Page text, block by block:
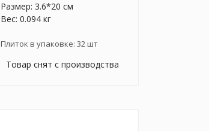
Размер: 3.6*20 см
Вес: 0.094 кг
Плиток в упаковке: 32шт
Товар снят с производства